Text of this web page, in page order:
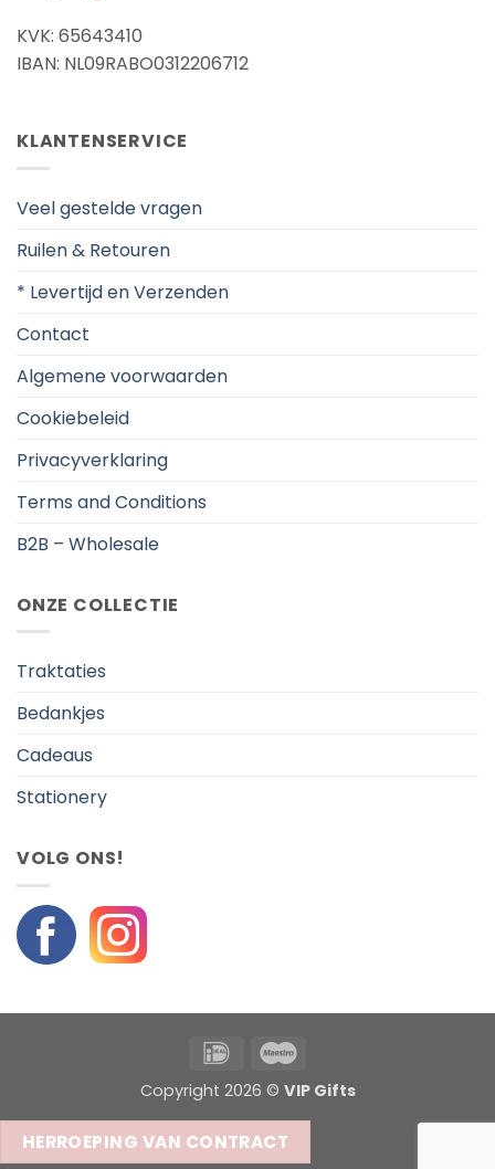
KVK: 65643410
IBAN: NL09RABO0312206712
KLANTENSERVICE
Veel gestelde vragen
Ruilen & Retouren
* Levertijd en Verzenden
Contact
Algemene voorwaarden
Cookiebeleid
Privacyverklaring
Terms and Conditions
B2B – Wholesale
ONZE COLLECTIE
Traktaties
Bedankjes
Cadeaus
Stationery
VOLG ONS!
IDeal
Copyright 2026 © VIP Gifts
HERROEPING VAN CONTRACT